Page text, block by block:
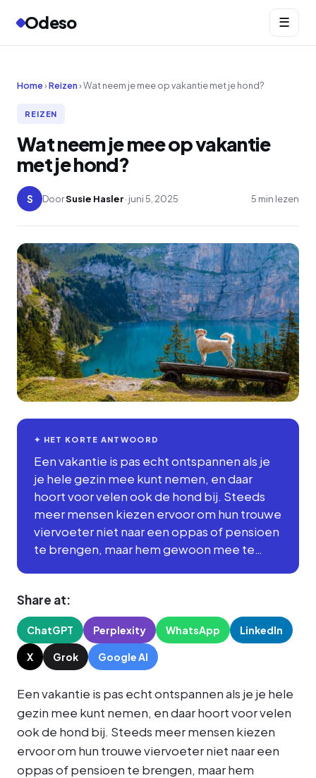
Odeso ☰
Home›Reizen› Wat neem je mee op vakantie met je hond?
REIZEN
Wat neem je mee op vakantie
met je hond?
S DoorSusie Hasler· juni 5, 2025 5 min lezen
✦ HET KORTE ANTWOORD
Een vakantie is pas echt ontspannen als je
je hele gezin mee kunt nemen, en daar
hoort voor velen ook de hond bij. Steeds
meer mensen kiezen ervoor om hun trouwe
viervoeter niet naar een oppas of pensioen
te brengen, maar hem gewoon mee te…
Share at:
ChatGPT Perplexity WhatsApp LinkedIn
X Grok Google AI
Een vakantie is pas echt ontspannen als je je hele
gezin mee kunt nemen, en daar hoort voor velen
ook de hond bij. Steeds meer mensen kiezen
ervoor om hun trouwe viervoeter niet naar een
oppas of pensioen te brengen, maar hem